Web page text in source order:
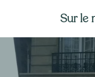
Sur le